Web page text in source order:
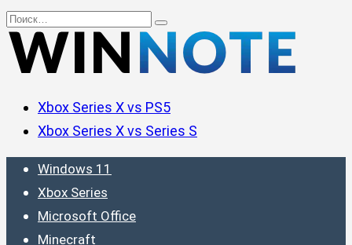
Перейти
к
содержанию
Search
for:
Xbox Series X vs PS5
Xbox Series X vs Series S
Windows 11
Xbox Series
Microsoft Office
Minecraft